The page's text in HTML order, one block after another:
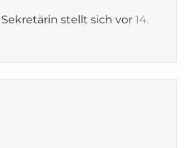
stellt sich vor 14.